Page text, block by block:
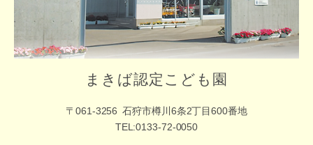
まきば認定こども園
〒061-3256 石狩市樽川6条2丁目600番地
TEL:0133-72-0050